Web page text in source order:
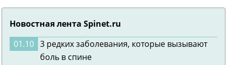
Новостная лента Spinet.ru
01.10 3 редких заболевания, которые вызывают
боль в спине